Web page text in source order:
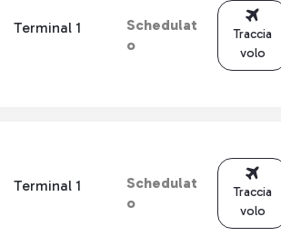
Terminal 1
Schedulat
o
Traccia
volo
Terminal 1
Schedulat
o
Traccia
volo